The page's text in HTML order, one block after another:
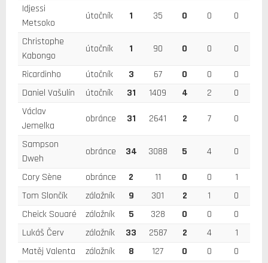
Idjessi
Metsoko
útočník 1 35 0 0 0
Christophe
Kabongo
útočník 1 90 0 0 0
Ricardinho útočník 3 67 0 0
0
Daniel Vašulín
útočník 31 1409 4 2
0
Václav
Jemelka
obránce 31 2641 2 7 0
Sampson
Dweh
obránce 34 3088 5 4 0
Cory Sène obránce 2 11 0 0
1
Tom Slončík
záložník 9 301 2 1
0
Cheick Souaré
záložník 5 328 0 0
0
Lukáš Červ
záložník 33 2587 2 4
1
Matěj Valenta
záložník 8 127 0 0
0